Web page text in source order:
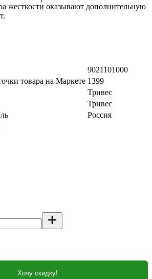
жесткости оказывают дополнительную
9021101000
товара на Маркете 1399
Тривес
Тривес
Россия
Хочу скидку!